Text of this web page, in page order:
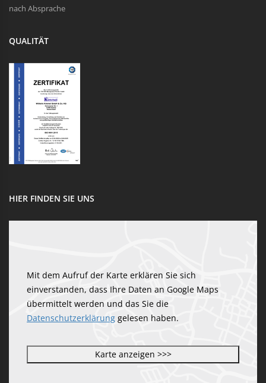
nach Absprache
QUALITÄT
HIER FINDEN SIE UNS
Mit dem Aufruf der Karte erklären Sie sich
einverstanden, dass Ihre Daten an Google Maps
übermittelt werden und das Sie die
Datenschutzerklärung gelesen haben.